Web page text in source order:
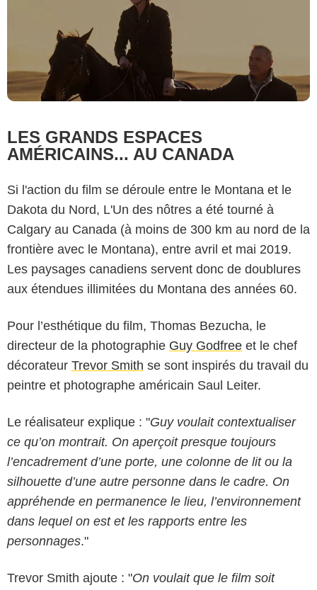
LES GRANDS ESPACES
AMÉRICAINS... AU CANADA
Si l'action du film se déroule entre le Montana et le
Dakota du Nord, L'Un des nôtres a été tourné à
Calgary au Canada (à moins de 300 km au nord de la
frontière avec le Montana), entre avril et mai 2019.
Les paysages canadiens servent donc de doublures
aux étendues illimitées du Montana des années 60.
Pour l’esthétique du film, Thomas Bezucha, le
directeur de la photographie Guy Godfree et le chef
décorateur Trevor Smith se sont inspirés du travail du
peintre et photographe américain Saul Leiter.
Le réalisateur explique : "Guy voulait contextualiser
ce qu’on montrait. On aperçoit presque toujours
l’encadrement d’une porte, une colonne de lit ou la
silhouette d’une autre personne dans le cadre. On
appréhende en permanence le lieu, l’environnement
dans lequel on est et les rapports entre les
personnages."
Trevor Smith ajoute : "On voulait que le film soit